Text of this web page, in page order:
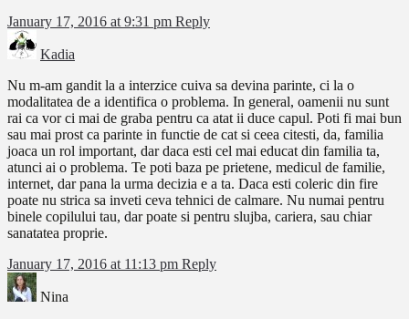
January 17, 2016 at 9:31 pm Reply
Kadia
Nu m-am gandit la a interzice cuiva sa devina parinte, ci la o
modalitatea de a identifica o problema. In general, oamenii nu sunt
rai ca vor ci mai de graba pentru ca atat ii duce capul. Poti fi mai bun
sau mai prost ca parinte in functie de cat si ceea citesti, da, familia
joaca un rol important, dar daca esti cel mai educat din familia ta,
atunci ai o problema. Te poti baza pe prietene, medicul de familie,
internet, dar pana la urma decizia e a ta. Daca esti coleric din fire
poate nu strica sa inveti ceva tehnici de calmare. Nu numai pentru
binele copilului tau, dar poate si pentru slujba, cariera, sau chiar
sanatatea proprie.
January 17, 2016 at 11:13 pm Reply
Nina